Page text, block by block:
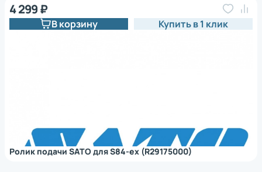
Ролик подачи SATO для S84-ex (R29175000)
4 299 ₽
В корзину Купить в 1 клик